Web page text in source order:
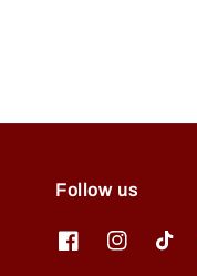
Follow us